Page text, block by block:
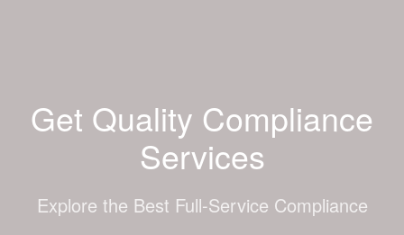
Get Quality Compliance
Services
Explore the Best Full-Service Compliance